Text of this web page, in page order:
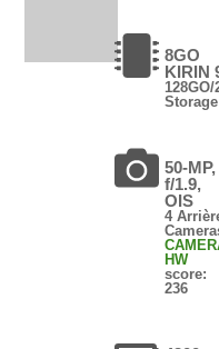
8GO
KIRIN
128GO/
Storage
50-MP,
f/1.9,
OIS
4
HW
score:
236